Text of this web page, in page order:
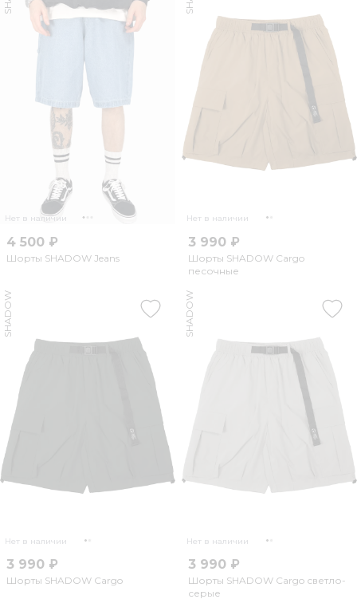
Нет в наличии
4 500 ₽
Шорты SHADOW Jeans
Нет в наличии
3 990 ₽
Шорты SHADOW Cargo
песочные
Нет в наличии
SHADOW
3 990 ₽
Шорты SHADOW Cargo
Нет в наличии
SHADOW
3 990 ₽
Шорты SHADOW Cargo светло-
серые